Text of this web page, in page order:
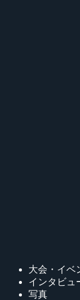
大会・イベ
インタビュ
写真